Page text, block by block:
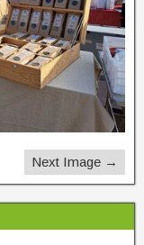
Next Image →